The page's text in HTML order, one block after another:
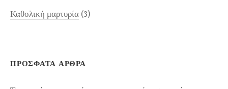
Καθολική μαρτυρία (3)
ΠΡΌΣΦΑΤΑ ΆΡΘΡΑ